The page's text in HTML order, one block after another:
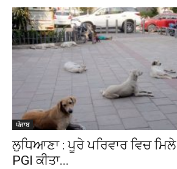
ਪੰਜਾਬ
ਲੁਧਿਆਣਾ : ਪੂਰੇ ਪਰਿਵਾਰ ਵਿਚ
PGI ਕੀਤਾ...